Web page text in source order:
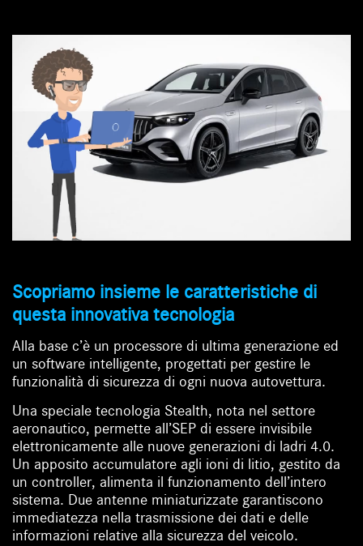
Scopriamo insieme le caratteristiche di
questa innovativa tecnologia
Alla base c’è un processore di ultima generazione ed
un software intelligente, progettati per gestire le
funzionalità di sicurezza di ogni nuova autovettura.
Una speciale tecnologia Stealth, nota nel settore
aeronautico, permette all’SEP di essere invisibile
elettronicamente alle nuove generazioni di ladri 4.0.
Un apposito accumulatore agli ioni di litio, gestito da
un controller, alimenta il funzionamento dell’intero
sistema. Due antenne miniaturizzate garantiscono
immediatezza nella trasmissione dei dati e delle
informazioni relative alla sicurezza del veicolo.